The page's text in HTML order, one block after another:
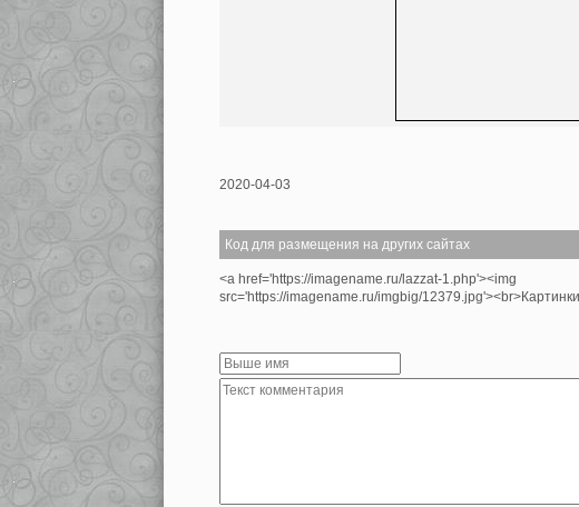
2020-04-03
Код для размещения на других сайтах
<a href='https://imagename.ru/lazzat-1.php'><img
src='https://imagename.ru/imgbig/